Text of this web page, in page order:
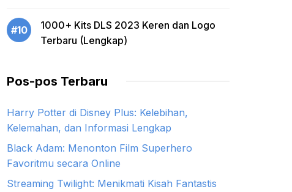
#10
1000+ Kits DLS 2023 Keren dan Logo
Terbaru (Lengkap)
Pos-pos Terbaru
Harry Potter di Disney Plus: Kelebihan,
Kelemahan, dan Informasi Lengkap
Black Adam: Menonton Film Superhero
Favoritmu secara Online
Streaming Twilight: Menikmati Kisah Fantastis